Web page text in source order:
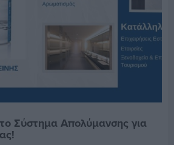
Σύστημα Απολύμανσης για